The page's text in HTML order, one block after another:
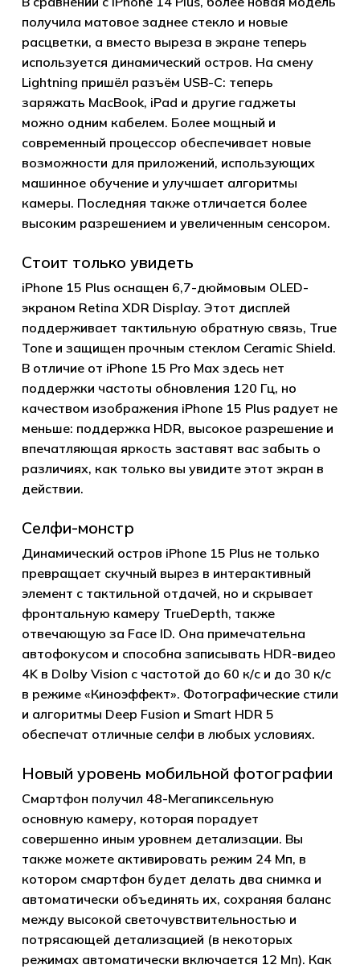
Корзина пуста.
получила матовое заднее стекло и новые
расцветки, а вместо выреза в экране теперь
используется динамический остров. На смену
Lightning пришёл разъём USB-C: теперь
заряжать MacBook, iPad и другие гаджеты
можно одним кабелем. Более мощный и
современный процессор обеспечивает новые
возможности для приложений, использующих
машинное обучение и улучшает алгоритмы
камеры. Последняя также отличается более
высоким разрешением и увеличенным сенсором.
Стоит только увидеть
iPhone 15 Plus оснащен 6,7-дюймовым OLED-
экраном Retina XDR Display. Этот дисплей
поддерживает тактильную обратную связь, True
Tone и защищен прочным стеклом Ceramic Shield.
В отличие от iPhone 15 Pro Max здесь нет
поддержки частоты обновления 120 Гц, но
качеством изображения iPhone 15 Plus радует не
меньше: поддержка HDR, высокое разрешение и
впечатляющая яркость заставят вас забыть о
различиях, как только вы увидите этот экран в
действии.
Селфи-монстр
Динамический остров iPhone 15 Plus не только
превращает скучный вырез в интерактивный
элемент с тактильной отдачей, но и скрывает
фронтальную камеру TrueDepth, также
отвечающую за Face ID. Она примечательна
автофокусом и способна записывать HDR-видео
4K в Dolby Vision с частотой до 60 к/с и до 30 к/с
в режиме «Киноэффект». Фотографические стили
и алгоритмы Deep Fusion и Smart HDR 5
обеспечат отличные селфи в любых условиях.
Новый уровень мобильной фотографии
Смартфон получил 48-Мегапиксельную
основную камеру, которая порадует
совершенно иным уровнем детализации. Вы
также можете активировать режим 24 Мп, в
котором смартфон будет делать два снимка и
автоматически объединять их, сохраняя баланс
между высокой светочувствительностью и
потрясающей детализацией (в некоторых
режимах автоматически включается 12 Мп). Как